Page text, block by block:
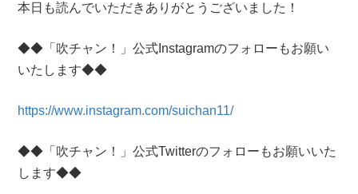
本日も読んでいただきありがとうございました！
◆◆「吹チャン！」公式Instagramのフォローもお願い
いたします◆◆
https://www.instagram.com/suichan11/
◆◆「吹チャン！」公式Twitterのフォローもお願いいた
します◆◆